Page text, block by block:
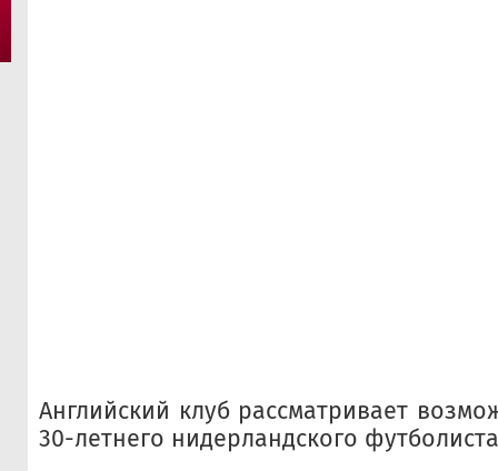
Английский клуб рассматривает
30-летнего нидерландского